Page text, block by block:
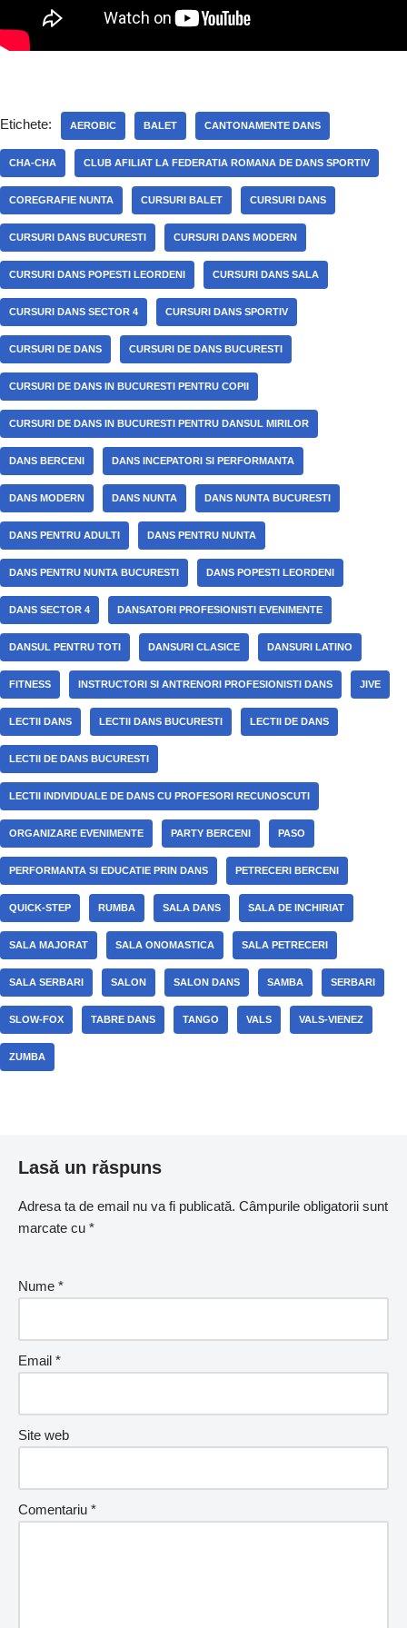
Etichete: AEROBIC BALET CANTONAMENTE DANS
CHA-CHA CLUB AFILIAT LA FEDERATIA ROMANA DE DANS SPORTIV
COREGRAFIE NUNTA CURSURI BALET CURSURI DANS
CURSURI DANS BUCURESTI CURSURI DANS MODERN
CURSURI DANS POPESTI LEORDENI CURSURI DANS SALA
CURSURI DANS SECTOR 4 CURSURI DANS SPORTIV
CURSURI DE DANS CURSURI DE DANS BUCURESTI
CURSURI DE DANS IN BUCURESTI PENTRU COPII
CURSURI DE DANS IN BUCURESTI PENTRU DANSUL MIRILOR
DANS BERCENI DANS INCEPATORI SI PERFORMANTA
DANS MODERN DANS NUNTA DANS NUNTA BUCURESTI
DANS PENTRU ADULTI DANS PENTRU NUNTA
DANS PENTRU NUNTA BUCURESTI DANS POPESTI LEORDENI
DANS SECTOR 4 DANSATORI PROFESIONISTI EVENIMENTE
DANSUL PENTRU TOTI DANSURI CLASICE DANSURI LATINO
FITNESS INSTRUCTORI SI ANTRENORI PROFESIONISTI DANS JIVE
LECTII DANS LECTII DANS BUCURESTI LECTII DE DANS
LECTII DE DANS BUCURESTI
LECTII INDIVIDUALE DE DANS CU PROFESORI RECUNOSCUTI
ORGANIZARE EVENIMENTE PARTY BERCENI PASO
PERFORMANTA SI EDUCATIE PRIN DANS PETRECERI BERCENI
QUICK-STEP RUMBA SALA DANS SALA DE INCHIRIAT
SALA MAJORAT SALA ONOMASTICA SALA PETRECERI
SALA SERBARI SALON SALON DANS SAMBA SERBARI
SLOW-FOX TABRE DANS TANGO VALS VALS-VIENEZ
ZUMBA
Lasă un răspuns
Adresa ta de email nu va fi publicată. Câmpurile obligatorii sunt
marcate cu *
Nume *
Email *
Site web
Comentariu *